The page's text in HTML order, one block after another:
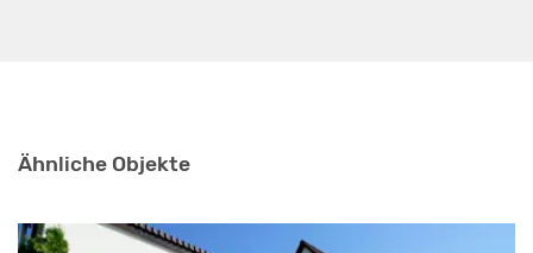
Ähnliche Objekte